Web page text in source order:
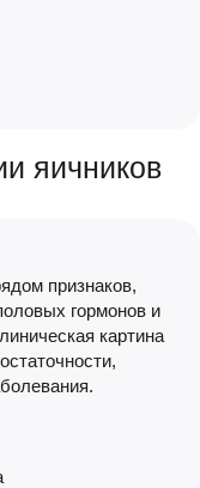
яичников
признаков,
гормонов и
картина